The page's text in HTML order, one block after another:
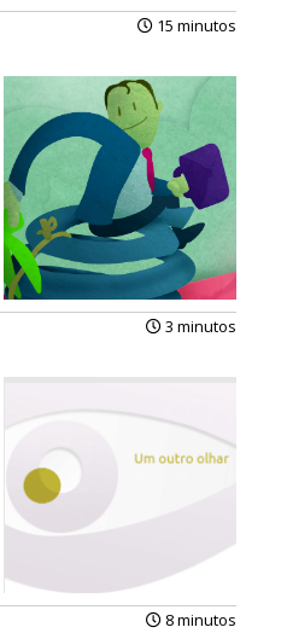
15 minutos
3 minutos
8 minutos